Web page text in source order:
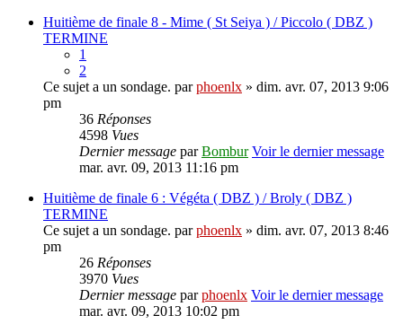
Huitième de finale 8 - Mime ( St Seiya ) / Piccolo ( DBZ )
TERMINE
1
2
Ce sujet a un sondage. parphoenlx » dim. avr. 07, 2013 9:06
pm
36 Réponses
4598 Vues
Dernier message parBombur Voir le dernier message
mar. avr. 09, 2013 11:16 pm
Huitième de finale 6 : Végéta ( DBZ ) / Broly ( DBZ )
TERMINE
Ce sujet a un sondage. parphoenlx » dim. avr. 07, 2013 8:46
pm
26 Réponses
3970 Vues
Dernier message parphoenlx Voir le dernier message
mar. avr. 09, 2013 10:02 pm